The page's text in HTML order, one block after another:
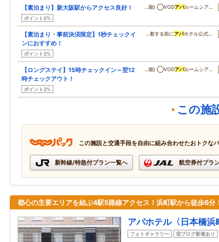
【素泊まり】新大阪駅からアクセス良好！
ポイント2%
…能) ◯VODアパルームシア…
【素泊まり・事前決済限定】1秒チェックイ
ンにおすすめ！
ポイント2%
…着する前にアパホテル公式…
【ロングステイ】15時チェックイン～翌12
時チェックアウト！
ポイント2%
…能) ◯VODアパルームシア…
この施
この施設と交通手段を自由に組み合わせたおトクな
新幹線/特急付プラン一覧へ 航空券付プラ
都心の主要エリアを結ぶ4駅5路線アクセス！浜町駅から徒歩6分
アパホテル〈日本橋浜
フォトギャラリー 宿ブログ新着あり